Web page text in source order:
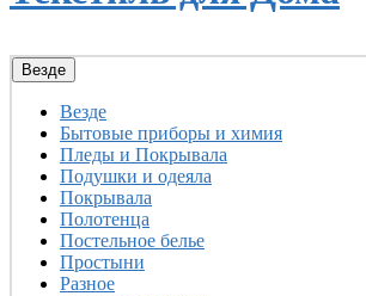
Везде
Везде
Бытовые приборы и химия
Пледы и Покрывала
Подушки и одеяла
Покрывала
Полотенца
Постельное белье
Простыни
Разное